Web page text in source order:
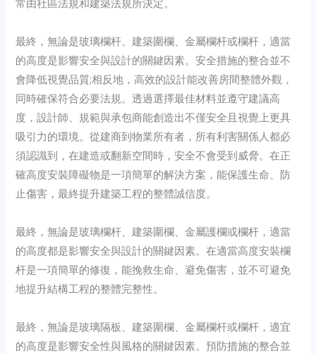
最終，無論是玻璃欄杆、建築圍欄、金屬欄杆或欄杆，適當
的高度是影響安全與設計的關鍵因素。安全措施的整合並不
會降低視覺品質;相反地，高效的設計能改善房間整體外觀，
同時確保符合必要法規。透過選擇最佳材料並遵守建議高
度，設計師、規範與承包商能創造出不僅安全且視覺上更具
吸引力的環境。從建商到物業所有者，所有利害關係人都必
須認識到，在建造或翻新空間時，安全不會受到威脅。在正
確高度安裝障礙物是一項簡單的解決方案，能保護生命、防
止傷害，最終提升建築工程的整體誠信度。
最終，無論是玻璃欄杆、建築圍欄、金屬護欄或欄杆，適當
的高度都是影響安全與設計的關鍵因素。在適當高度安裝欄
杆是一項簡單的修復，能挽救生命、避免傷害，並不可避免
地提升結構工程的整體完整性。
最終，無論是玻璃隔板、建築圍欄、金屬欄杆或欄杆，適宜
的高度是影響安全性與風格的關鍵因素。預防措施的整合並